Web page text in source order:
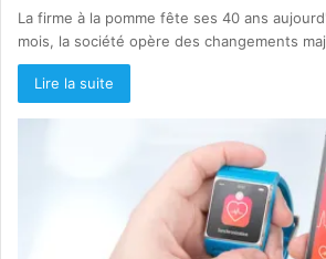
La firme à la pomme fête ses 40 ans
mois, la société opère des changements
Lire la suite